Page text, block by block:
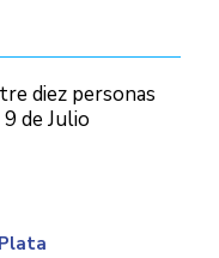
diez personas
de Julio